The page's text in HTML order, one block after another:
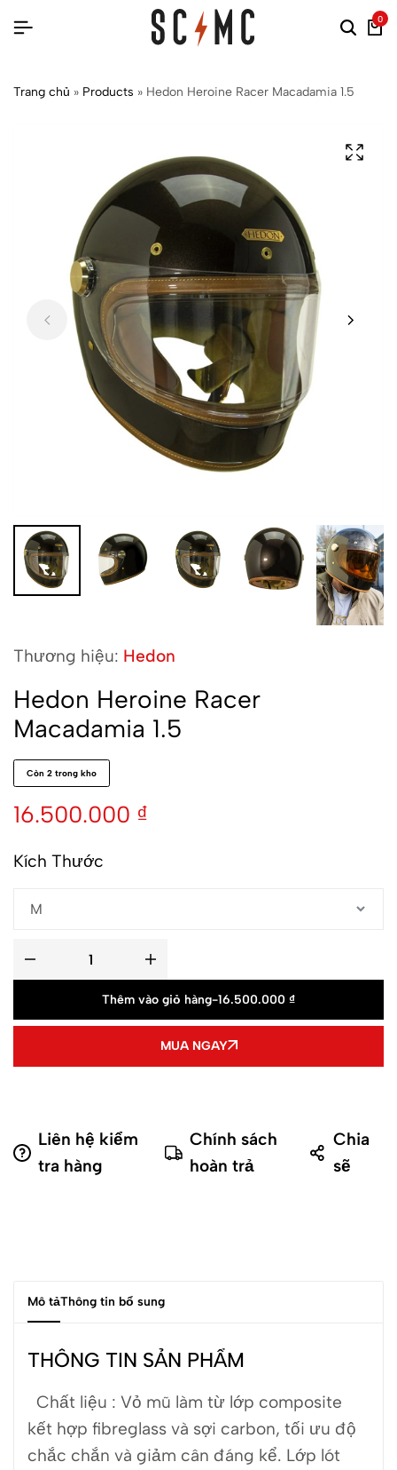
0
Trang chủ » Products » Hedon Heroine Racer Macadamia 1.5
Thương hiệu: Hedon
Hedon Heroine Racer
Macadamia 1.5
Còn 2 trong kho
16.500.000 ₫
Kích Thước
Thêm vào giỏ hàng-16.500.000 ₫
MUA NGAY
Liên hệ kiểm
tra hàng
Chính sách
hoàn trả
Chia
sẽ
Mô tảThông tin bổ sung
THÔNG TIN SẢN PHẨM
Chất liệu : Vỏ mũ làm từ lớp composite
kết hợp fibreglass và sợi carbon, tối ưu độ
chắc chắn và giảm cân đáng kể. Lớp lót